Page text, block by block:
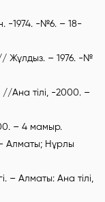
-1974. -№6. – 18-
Жұлдыз. – 1976. -№
Ана тілі, -2000. –
– 4 мамыр.
Алматы; Нұрлы
– Алматы: Ана тілі,